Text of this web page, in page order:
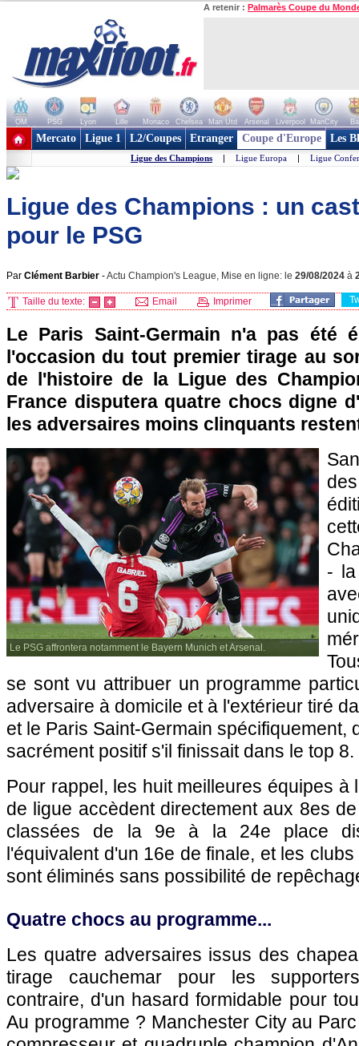
A retenir : Palmarès Coupe du
OM PSG Lyon Lille Monaco Chelsea Man Utd Arsenal Liverpool ManCity
+ de clubs
Mercato Ligue 1 L2/Coupes Etranger Coupe d'Europe Les
Ligue des Champions | Ligue Europa | Ligue
Ligue des Champions : un
pour le PSG
Par Clément Barbier -Actu Champion's League, Mise en ligne: le 29/08/2024 à
Taille du texte: Email Imprimer
Le Paris Saint-Germain n'a pas été
l'occasion du tout premier tirage au
de l'histoire de la Ligue des
France disputera quatre chocs digne
les adversaires moins clinquants
Le PSG affrontera notamment le Bayern Munich et Arsenal.
- la
se sont vu attribuer un programme
adversaire à domicile et à l'extérieur tiré
et le Paris Saint-Germain spécifiquement,
sacrément positif s'il finissait dans le top 8.
Pour rappel, les huit meilleures équipes à
de ligue accèdent directement aux 8es
classées de la 9e à la 24e place
l'équivalent d'un 16e de finale, et les
sont éliminés sans possibilité de
Quatre chocs au programme...
Les quatre adversaires issus des
tirage cauchemar pour les
contraire, d'un hasard formidable pour
Au programme ? Manchester City au